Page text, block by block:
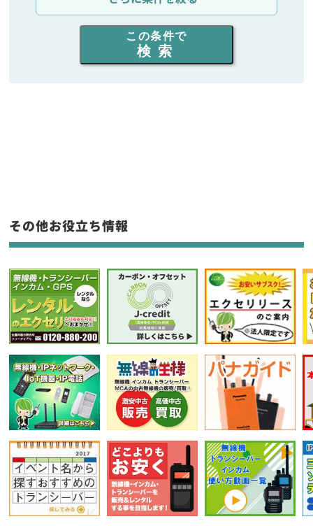
出力を選ぶ
同時通話人数を選ぶ
フリーワード入力(製品名等)
選択条件をリセット
この条件で
検索
その他お役立ち情報